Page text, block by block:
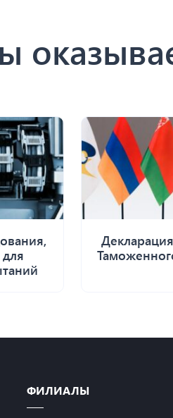
ФИЛИАЛЫ